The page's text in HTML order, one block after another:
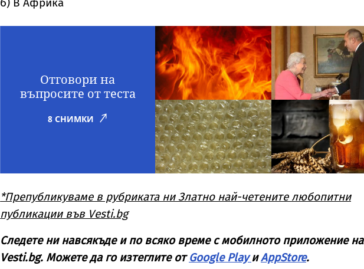
Отговори на
въпросите от теста
8 СНИМКИ
*Препубликуваме в рубриката ни Златно най-четените любопитни
публикации във Vesti.bg
Следете ни навсякъде и по всяко време с мобилното приложение на
Vesti.bg. Можете да го изтеглите отGoogle PlayиAppStore.